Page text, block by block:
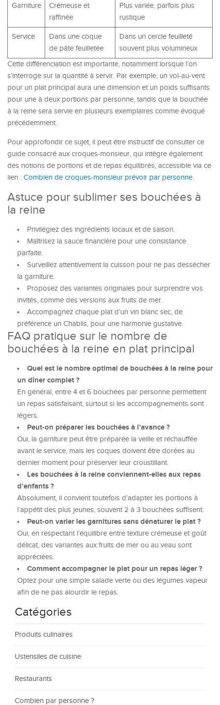
Garniture
Crémeuse et
raffinée
Plus variée, parfois plus
rustique
Service
Dans une coque
de pâte feuilletée
Dans un cercle feuilleté
souvent plus volumineux
Cette différenciation est importante, notamment lorsque l’on
s’interroge sur la quantité à servir. Par exemple, un vol-au-vent
pour un plat principal aura une dimension et un poids suffisants
pour une à deux portions par personne, tandis que la bouchée
à la reine sera servie en plusieurs exemplaires comme évoqué
précédemment.
Pour approfondir ce sujet, il peut être instructif de consulter ce
guide consacré aux croques-monsieur, qui intègre également
des notions de portions et de repas équilibrés, accessible via ce
lien : Combien de croques-monsieur prévoir par personne.
Astuce pour sublimer ses bouchées à
la reine
Privilégiez des ingrédients locaux et de saison.
Maîtrisez la sauce financière pour une consistance
parfaite.
Surveillez attentivement la cuisson pour ne pas dessécher
la garniture.
Proposez des variantes originales pour surprendre vos
invités, comme des versions aux fruits de mer.
Accompagnez chaque plat d’un vin blanc sec, de
préférence un Chablis, pour une harmonie gustative.
FAQ pratique sur le nombre de
bouchées à la reine en plat principal
Quel est le nombre optimal de bouchées à la reine pour
un dîner complet ?
En général, entre 4 et 6 bouchées par personne permettent
un repas satisfaisant, surtout si les accompagnements sont
légers.
Peut-on préparer les bouchées à l’avance ?
Oui, la garniture peut être préparée la veille et réchauffée
avant le service, mais les coques doivent être dorées au
dernier moment pour préserver leur croustillant.
Les bouchées à la reine conviennent-elles aux repas
d’enfants ?
Absolument, il convient toutefois d’adapter les portions à
l’appétit des plus jeunes, souvent 2 à 3 bouchées suffisent.
Peut-on varier les garnitures sans dénaturer le plat ?
Oui, en respectant l’équilibre entre texture crémeuse et goût
délicat, des variantes aux fruits de mer ou au veau sont
appréciées.
Comment accompagner le plat pour un repas léger ?
Optez pour une simple salade verte ou des légumes vapeur
afin de ne pas alourdir le repas.
Catégories
Produits culinaires
Ustensiles de cuisine
Restaurants
Combien par personne ?